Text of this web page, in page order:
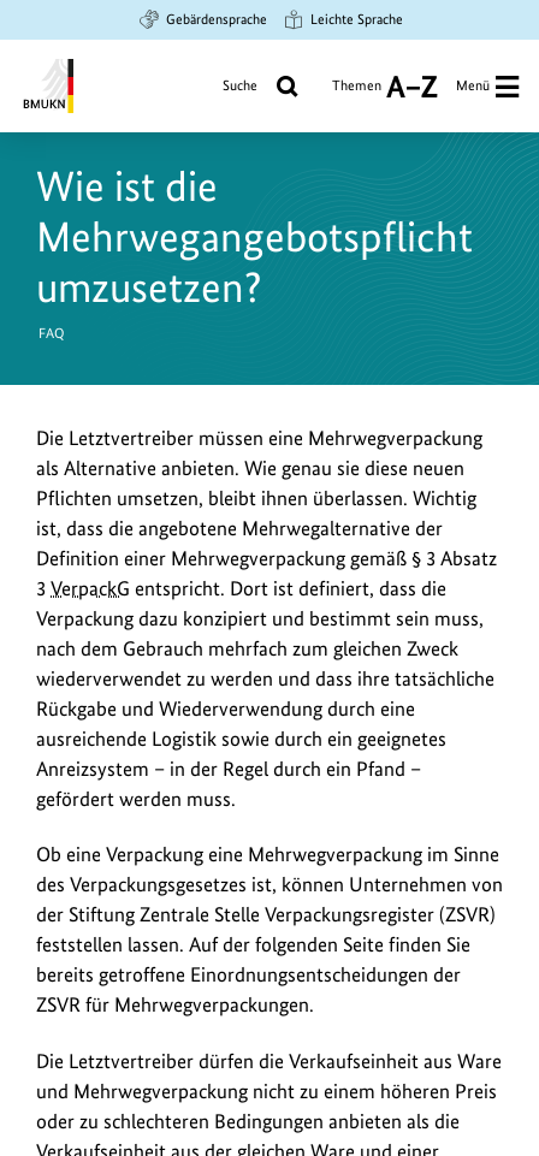
Hauptinhalt
springen
Suche
springen
Hauptnavigation
springen
Gebärdensprache Leichte Sprache
Umwelt,
Naturschutz
nukleare
Sicherheit
Suche Themen
A
Z
Menü
Wie ist die
Mehrwegangebotspflicht
umzusetzen?
FAQ
Die Letztvertreiber müssen eine Mehrwegverpackung
als Alternative anbieten. Wie genau sie diese neuen
Pflichten umsetzen, bleibt ihnen überlassen. Wichtig
ist, dass die angebotene Mehrwegalternative der
Definition einer Mehrwegverpackung gemäß § 3 Absatz
3 VerpackG entspricht. Dort ist definiert, dass die
Verpackung dazu konzipiert und bestimmt sein muss,
nach dem Gebrauch mehrfach zum gleichen Zweck
wiederverwendet zu werden und dass ihre tatsächliche
Rückgabe und Wiederverwendung durch eine
ausreichende Logistik sowie durch ein geeignetes
Anreizsystem – in der Regel durch ein Pfand –
gefördert werden muss.
Ob eine Verpackung eine Mehrwegverpackung im Sinne
des Verpackungsgesetzes ist, können Unternehmen von
der Stiftung Zentrale Stelle Verpackungsregister (ZSVR)
feststellen lassen. Auf der folgenden Seite finden Sie
bereits getroffene Einordnungsentscheidungen der
ZSVR für Mehrwegverpackungen.
Die Letztvertreiber dürfen die Verkaufseinheit aus Ware
und Mehrwegverpackung nicht zu einem höheren Preis
oder zu schlechteren Bedingungen anbieten als die
Verkaufseinheit aus der gleichen Ware und einer